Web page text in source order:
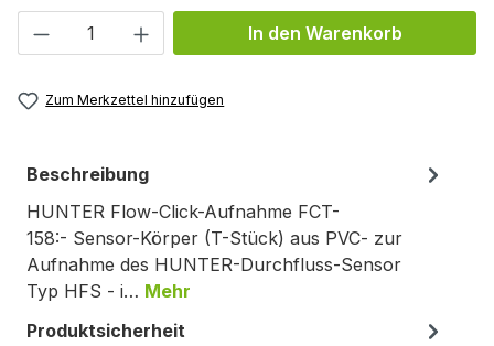
Produkt Anzahl: Gib den gewünschten
In den Warenkorb
Zum Merkzettel hinzufügen
Beschreibung
HUNTER Flow-Click-Aufnahme FCT-
158:- Sensor-Körper (T-Stück) aus PVC- zur
Aufnahme des HUNTER-Durchfluss-Sensor
Typ HFS - i… Mehr
Produktsicherheit